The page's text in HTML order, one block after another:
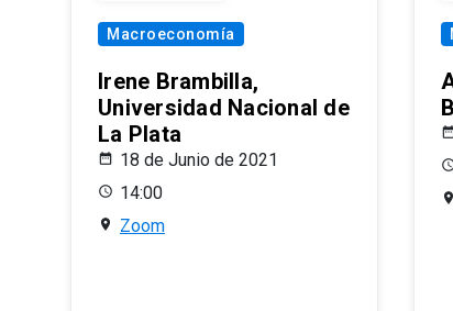
Macroeconomía
Irene Brambilla,
Universidad Nacional de
La Plata
18 de Junio de 2021
14:00
Zoom